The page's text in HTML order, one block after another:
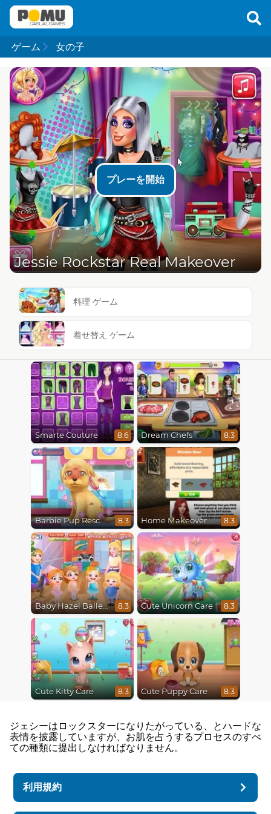
ゲーム 女の子
プレーを開始
Jessie Rockstar Real Makeover
料理 ゲーム
着せ替え ゲーム
Smarte Couture 8.6 Dream Chefs 8.3
Barbie Pup Rescue 8.3 Home Makeover Hidden Object 8.3
Baby Hazel Ballerina Dance 8.3 Cute Unicorn Care 8.3
Cute Kitty Care 8.3 Cute Puppy Care 8.3
ジェシーはロックスターになりたがっている、とハードな
表情を披露していますが、お肌を占うするプロセスのすべ
ての種類に提出しなければなりません。
利用規約